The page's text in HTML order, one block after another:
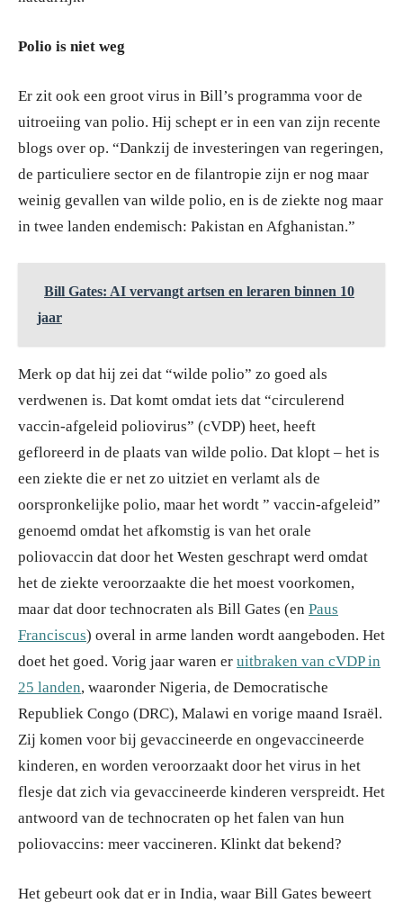
Polio is niet weg
Er zit ook een groot virus in Bill’s programma voor de
uitroeiing van polio. Hij schept er in een van zijn recente
blogs over op. “Dankzij de investeringen van regeringen,
de particuliere sector en de filantropie zijn er nog maar
weinig gevallen van wilde polio, en is de ziekte nog maar
in twee landen endemisch: Pakistan en Afghanistan.”
Bill Gates: AI vervangt artsen en leraren binnen 10
jaar
Merk op dat hij zei dat “wilde polio” zo goed als
verdwenen is. Dat komt omdat iets dat “circulerend
vaccin-afgeleid poliovirus” (cVDP) heet, heeft
gefloreerd in de plaats van wilde polio. Dat klopt – het is
een ziekte die er net zo uitziet en verlamt als de
oorspronkelijke polio, maar het wordt ” vaccin-afgeleid”
genoemd omdat het afkomstig is van het orale
poliovaccin dat door het Westen geschrapt werd omdat
het de ziekte veroorzaakte die het moest voorkomen,
maar dat door technocraten als Bill Gates (en Paus
Franciscus) overal in arme landen wordt aangeboden. Het
doet het goed. Vorig jaar waren er uitbraken van cVDP in
25 landen, waaronder Nigeria, de Democratische
Republiek Congo (DRC), Malawi en vorige maand Israël.
Zij komen voor bij gevaccineerde en ongevaccineerde
kinderen, en worden veroorzaakt door het virus in het
flesje dat zich via gevaccineerde kinderen verspreidt. Het
antwoord van de technocraten op het falen van hun
poliovaccins: meer vaccineren. Klinkt dat bekend?
Het gebeurt ook dat er in India, waar Bill Gates beweert